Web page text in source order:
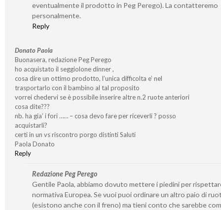
eventualmente il prodotto in Peg Perego). La contatteremo
personalmente.
Reply
Donato Paola
Buonasera, redazione Peg Perego
ho acquistato il seggiolone dinner ,
cosa dire un ottimo prodotto, l’unica difficolta e’ nel
trasportarlo con il bambino al tal proposito
vorrei chedervi se è possibile inserire altre n.2 ruote anteriori
cosa dite???
nb. ha gia’ i fori …… – cosa devo fare per riceverli ? posso
acquistarli?
certi in un vs riscontro porgo distinti Saluti
Paola Donato
Reply
Redazione Peg Perego
Gentile Paola, abbiamo dovuto mettere i piedini per
normativa Europea. Se vuoi puoi ordinare un altro paio di
(esistono anche con il freno) ma tieni conto che sarebbe